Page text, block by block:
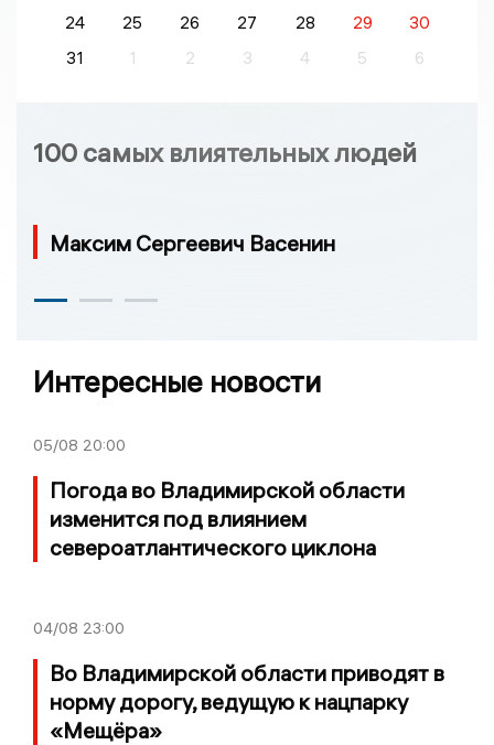
24 25 26 27 28 29
30
31
1 2 3 4 5 6
100 самых влиятельных людей
Максим Сергеевич Васенин
Интересные новости
05/08 20:00
Погода во Владимирской области
изменится под влиянием
североатлантического циклона
04/08 23:00
Во Владимирской области приводят в
норму дорогу, ведущую к нацпарку
«Мещёра»